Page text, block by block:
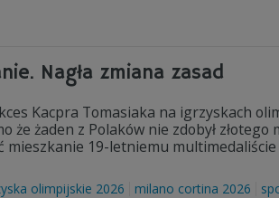
Nagła zmiana zasad
Kacpra Tomasiaka na igrzyskach
żaden z Polaków nie zdobył złotego
mieszkanie 19-letniemu
olimpijskie 2026 milano cortina 2026